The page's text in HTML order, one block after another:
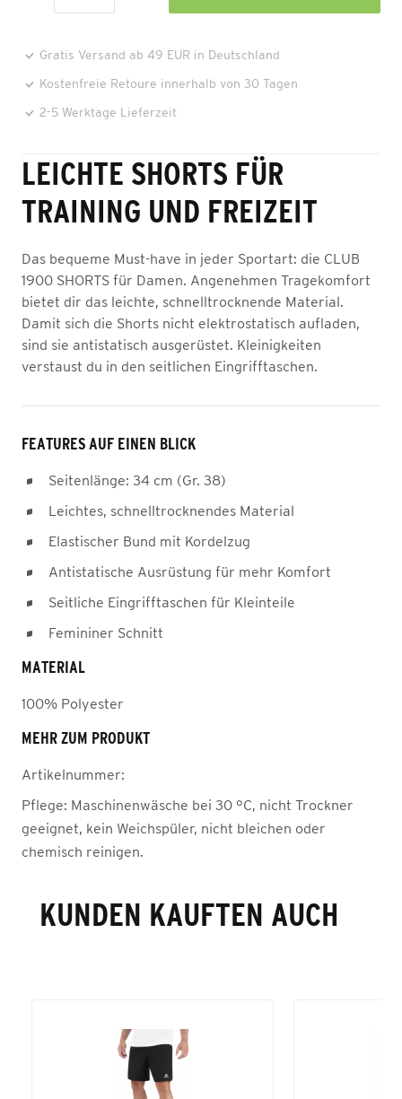
Gratis Versand ab 49 EUR in Deutschland
Kostenfreie Retoure innerhalb von 30 Tagen
2-5 Werktage Lieferzeit
LEICHTE SHORTS FÜR
TRAINING UND FREIZEIT
Das bequeme Must-have in jeder Sportart: die CLUB
1900 SHORTS für Damen. Angenehmen Tragekomfort
bietet dir das leichte, schnelltrocknende Material.
Damit sich die Shorts nicht elektrostatisch aufladen,
sind sie antistatisch ausgerüstet. Kleinigkeiten
verstaust du in den seitlichen Eingrifftaschen.
FEATURES AUF EINEN BLICK
Seitenlänge: 34 cm (Gr. 38)
Leichtes, schnelltrocknendes Material
Elastischer Bund mit Kordelzug
Antistatische Ausrüstung für mehr Komfort
Seitliche Eingrifftaschen für Kleinteile
Femininer Schnitt
MATERIAL
100% Polyester
MEHR ZUM PRODUKT
Artikelnummer:
Pflege: Maschinenwäsche bei 30 °C, nicht Trockner
geeignet, kein Weichspüler, nicht bleichen oder
chemisch reinigen.
KUNDEN KAUFTEN AUCH